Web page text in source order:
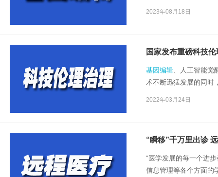
2023年08月18日
国家发布重磅科技
基因编辑 、人工智能
术不断迅猛发展的同时
2022年03月24日
“瞬移”千万里出诊
“医学发展的每一个进
信息管理等各个方面的